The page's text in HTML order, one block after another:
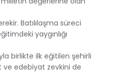
Batılılaşma süreci
yaygınlığı
birlikte ilk eğitilen şehirli
edebiyat zevkini de